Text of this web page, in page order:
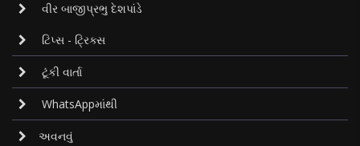
વીર બાજીપ્રભુ દેશપાંડે
ટિપ્સ - ટ્રિક્સ
ટૂંકી વાર્તા
WhatsAppમાંથી
અવનવું